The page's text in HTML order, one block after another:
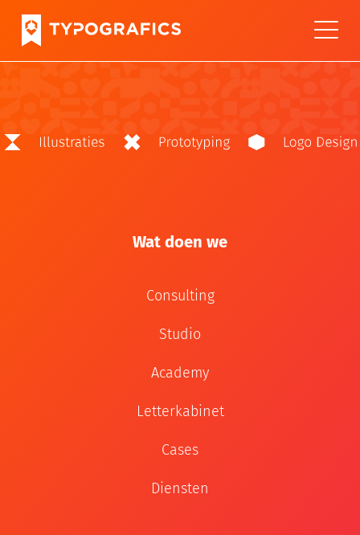
Wat doen we
Consulting
Studio
Academy
Letterkabinet
Cases
Diensten